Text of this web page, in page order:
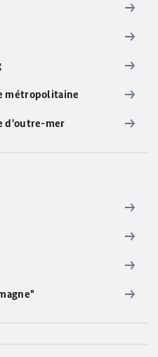
métropolitaine
d'outre-mer